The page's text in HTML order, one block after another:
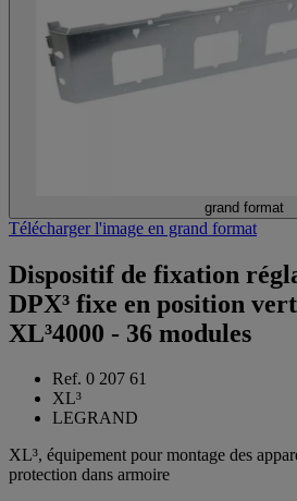
grand format
Télécharger l'image en grand format
Dispositif de fixation
DPX³ fixe en position
XL³4000 - 36 modules
Ref. 0 207 61
XL³
LEGRAND
XL³, équipement pour montage des
protection dans armoire